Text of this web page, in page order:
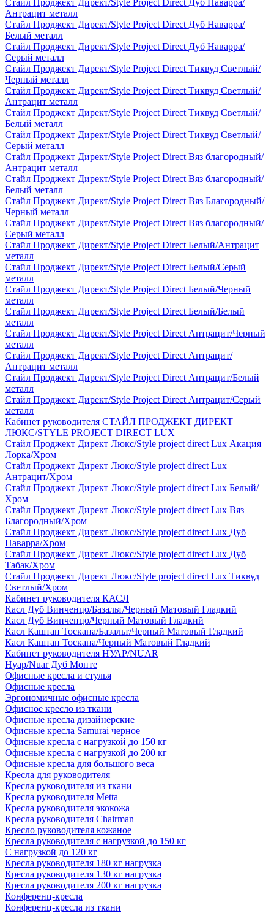
Стайл Проджект Директ/Style Project Direct Дуб Наварра/
Антрацит металл
Стайл Проджект Директ/Style Project Direct Дуб Наварра/
Белый металл
Стайл Проджект Директ/Style Project Direct Дуб Наварра/
Серый металл
Стайл Проджект Директ/Style Project Direct Тиквуд Светлый/
Черный металл
Стайл Проджект Директ/Style Project Direct Тиквуд Светлый/
Антрацит металл
Стайл Проджект Директ/Style Project Direct Тиквуд Светлый/
Белый металл
Стайл Проджект Директ/Style Project Direct Тиквуд Светлый/
Серый металл
Стайл Проджект Директ/Style Project Direct Вяз благородный/
Антрацит металл
Стайл Проджект Директ/Style Project Direct Вяз благородный/
Белый металл
Стайл Проджект Директ/Style Project Direct Вяз Благородный/
Черный металл
Стайл Проджект Директ/Style Project Direct Вяз благородный/
Серый металл
Стайл Проджект Директ/Style Project Direct Белый/Антрацит
металл
Стайл Проджект Директ/Style Project Direct Белый/Серый
металл
Стайл Проджект Директ/Style Project Direct Белый/Черный
металл
Стайл Проджект Директ/Style Project Direct Белый/Белый
металл
Стайл Проджект Директ/Style Project Direct Антрацит/Черный
металл
Стайл Проджект Директ/Style Project Direct Антрацит/
Антрацит металл
Стайл Проджект Директ/Style Project Direct Антрацит/Белый
металл
Стайл Проджект Директ/Style Project Direct Антрацит/Серый
металл
Кабинет руководителя СТАЙЛ ПРОДЖЕКТ ДИРЕКТ
ЛЮКС/STYLE PROJECT DIRECT LUX
Стайл Проджект Директ Люкс/Style project direct Lux Акация
Лорка/Хром
Стайл Проджект Директ Люкс/Style project direct Lux
Антрацит/Хром
Стайл Проджект Директ Люкс/Style project direct Lux Белый/
Хром
Стайл Проджект Директ Люкс/Style project direct Lux Вяз
Благородный/Хром
Стайл Проджект Директ Люкс/Style project direct Lux Дуб
Наварра/Хром
Стайл Проджект Директ Люкс/Style project direct Lux Дуб
Табак/Хром
Стайл Проджект Директ Люкс/Style project direct Lux Тиквуд
Светлый/Хром
Кабинет руководителя КАСЛ
Касл Дуб Винченцо/Базальт/Черный Матовый Гладкий
Касл Дуб Винченцо/Черный Матовый Гладкий
Касл Каштан Тоскана/Базальт/Черный Матовый Гладкий
Касл Каштан Тоскана/Черный Матовый Гладкий
Кабинет руководителя НУАР/NUAR
Нуар/Nuar Дуб Монте
Офисные кресла и стулья
Офисные кресла
Эргономичные офисные кресла
Офисное кресло из ткани
Офисные кресла дизайнерские
Офисные кресла Samurai черное
Офисные кресла с нагрузкой до 150 кг
Офисные кресла с нагрузкой до 200 кг
Офисные кресла для большого веса
Кресла для руководителя
Кресла руководителя из ткани
Кресла руководителя Metta
Кресла руководителя экокожа
Кресла руководителя Chairman
Кресло руководителя кожаное
Кресла руководителя с нагрузкой до 150 кг
С нагрузкой до 120 кг
Кресла руководителя 180 кг нагрузка
Кресла руководителя 130 кг нагрузка
Кресла руководителя 200 кг нагрузка
Конференц-кресла
Конференц-кресла из ткани